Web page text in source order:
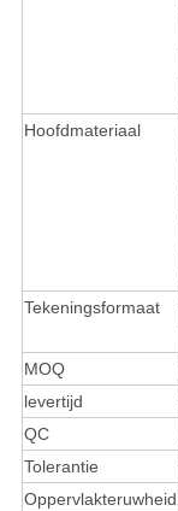
Hoofdmateriaal
Tekeningsformaat
MOQ
levertijd
QC
Tolerantie
Oppervlakteruwheid